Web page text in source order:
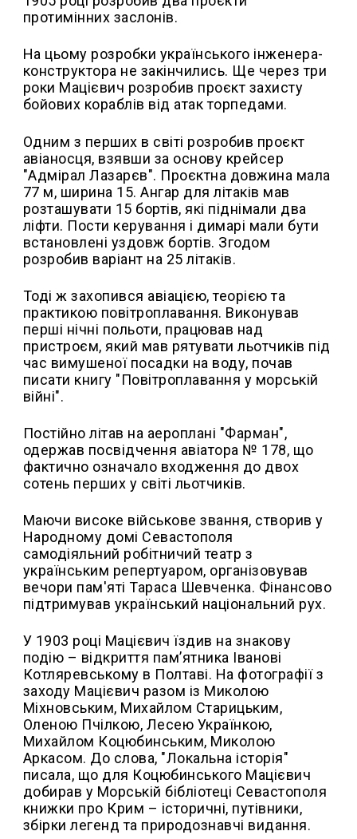
протимінних заслонів.
На цьому розробки українського інженера-
конструктора не закінчились. Ще через три
роки Мацієвич розробив проєкт захисту
бойових кораблів від атак торпедами.
Одним з перших в світі розробив проєкт
авіаносця, взявши за основу крейсер
"Адмірал Лазарєв". Проєктна довжина мала
77 м, ширина 15. Ангар для літаків мав
розташувати 15 бортів, які піднімали два
ліфти. Пости керування і димарі мали бути
встановлені уздовж бортів. Згодом
розробив варіант на 25 літаків.
Тоді ж захопився авіацією, теорією та
практикою повітроплавання. Виконував
перші нічні польоти, працював над
пристроєм, який мав рятувати льотчиків під
час вимушеної посадки на воду, почав
писати книгу "Повітроплавання у морській
війні".
Постійно літав на аероплані "Фарман",
одержав посвідчення авіатора № 178, що
фактично означало входження до двох
сотень перших у світі льотчиків.
Маючи високе військове звання, створив у
Народному домі Севастополя
самодіяльний робітничий театр з
українським репертуаром, організовував
вечори пам'яті Тараса Шевченка. Фінансово
підтримував український національний рух.
У 1903 році Мацієвич їздив на знакову
подію – відкриття пам’ятника Іванові
Котляревському в Полтаві. На фотографії з
заходу Мацієвич разом із Миколою
Міхновським, Михайлом Старицьким,
Оленою Пчілкою, Лесею Українкою,
Михайлом Коцюбинським, Миколою
Аркасом. До слова, "Локальна історія"
писала, що для Коцюбинського Мацієвич
добирав у Морській бібліотеці Севастополя
книжки про Крим – історичні, путівники,
збірки легенд та природознавчі видання.